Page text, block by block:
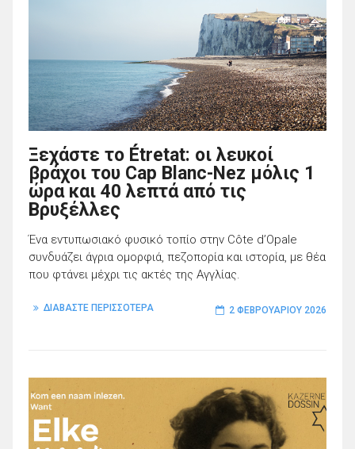
Ξεχάστε το Étretat: οι λευκοί
βράχοι του Cap Blanc-Nez μόλις 1
ώρα και 40 λεπτά από τις
Βρυξέλλες
Ένα εντυπωσιακό φυσικό τοπίο στην Côte d’Opale
συνδυάζει άγρια ομορφιά, πεζοπορία και ιστορία, με θέα
που φτάνει μέχρι τις ακτές της Αγγλίας.
ΔΙΑΒΑΣΤΕ ΠΕΡΙΣΣΟΤΕΡΑ 2 ΦΕΒΡΟΥΑΡΊΟΥ 2026